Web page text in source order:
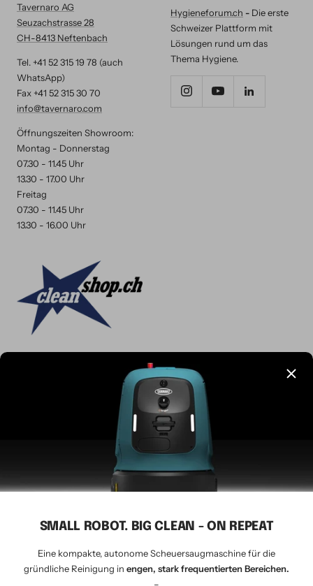
SMALL ROBOT. BIG CLEAN - ON REPEAT
Eine kompakte, autonome Scheuersaugmaschine für die
gründliche Reinigung in engen, stark frequentierten Bereichen.
Tavernaro AG
Seuzachstrasse 28
CH-8413 Neftenbach
Tel. +41 52 315 19 78 (auch
WhatsApp)
Fax +41 52 315 30 70
info@tavernaro.com
Öffnungszeiten Showroom:
Montag - Donnerstag
07.30 - 11.45 Uhr
13.30 - 17.00 Uhr
Freitag
07.30 - 11.45 Uhr
13.30 - 16.00 Uhr
Hygieneforum.ch - Die erste
Schweizer Plattform mit
Lösungen rund um das
Thema Hygiene.
© 2026 Tavernaro AG - seit 1924